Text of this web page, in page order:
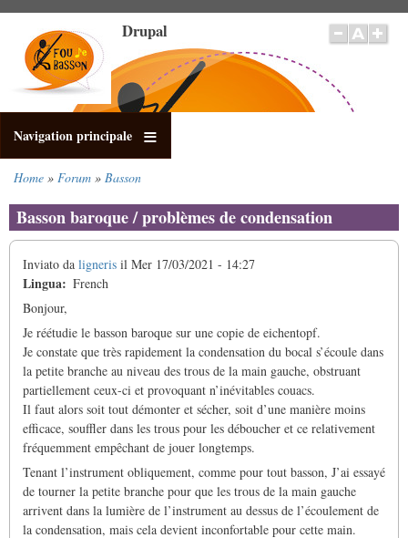
contenuto
principale
Drupal
Navigation principale
di
pane
Home Forum Basson
Basson baroque / problèmes de condensation
Inviato da ligneris il Mer 17/03/2021 - 14:27
Lingua
French
Bonjour,
Je réétudie le basson baroque sur une copie de eichentopf.
Je constate que très rapidement la condensation du bocal s’écoule dans
la petite branche au niveau des trous de la main gauche, obstruant
partiellement ceux-ci et provoquant n’inévitables couacs.
Il faut alors soit tout démonter et sécher, soit d’une manière moins
efficace, souffler dans les trous pour les déboucher et ce relativement
fréquemment empêchant de jouer longtemps.
Tenant l’instrument obliquement, comme pour tout basson, J’ai essayé
de tourner la petite branche pour que les trous de la main gauche
arrivent dans la lumière de l’instrument au dessus de l’écoulement de
la condensation, mais cela devient inconfortable pour cette main.